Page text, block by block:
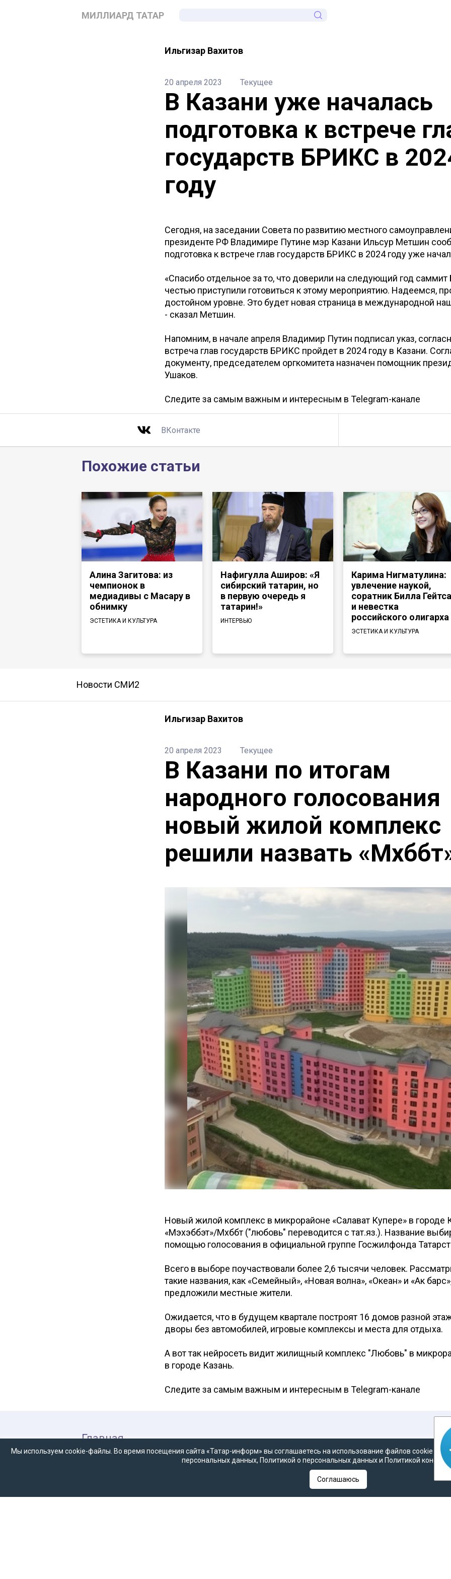
МИЛЛИАРД ТАТАР
Ильгизар Вахитов
20 апреля 2023 Текущее
В Казани уже началась
подготовка к встрече
государств БРИКС в
году
Сегодня, на заседании Совета по развитию местного
президенте РФ Владимире Путине мэр Казани Ильсур Метшин
подготовка к встрече глав государств БРИКС в 2024 году уже
«Спасибо отдельное за то, что доверили на следующий год
честью приступили готовиться к этому мероприятию. Надеемся,
достойном уровне. Это будет новая страница в международной
- сказал Метшин.
Напомним, в начале апреля Владимир Путин подписал указ,
встреча глав государств БРИКС пройдет в 2024 году в Казани.
документу, председателем оргкомитета назначен помощник
Ушаков.
Следите за самым важным и интересным в Telegram-канале
ВКонтакте
Похожие статьи
Алина Загитова: из
чемпионок в
медиадивы с Масару в
обнимку
ЭСТЕТИКА И КУЛЬТУРА
Нафигулла Аширов: «Я
сибирский татарин, но
в первую очередь я
татарин!»
ИНТЕРВЬЮ
Карима Нигматулина:
увлечение наукой,
соратник Билла Гейтса
и невестка
российского олигарха
ЭСТЕТИКА И КУЛЬТУРА
Новости СМИ2
Ильгизар Вахитов
20 апреля 2023 Текущее
В Казани по итогам
народного голосования
новый жилой комплекс
решили назвать
Новый жилой комплекс в микрорайоне «Салават Купере» в городе
«Мэхэббэт»/Мәхәббәт ("любовь" переводится с тат.яз.). Название
помощью голосования в официальной группе Госжилфонда
Всего в выборе поучаствовали более 2,6 тысячи человек.
такие названия, как «Семейный», «Новая волна», «Океан» и «Ак
предложили местные жители.
Ожидается, что в будущем квартале построят 16 домов разной
дворы без автомобилей, игровые комплексы и места для отдыха.
А вот так нейросеть видит жилищный комплекс "Любовь" в
в городе Казань.
Следите за самым важным и интересным в Telegram-канале
Главная
Все материалы
Мы используем cookie-файлы. Во время посещения сайта «Татар-информ» вы соглашаетесь на использование файлов cookie в
персональных данных, Политикой о персональных данныхи Политикой
Соглашаюсь